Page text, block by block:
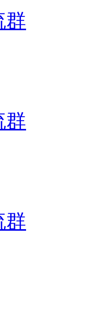
群
群
群